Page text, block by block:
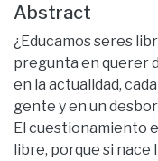
Abstract
¿Educamos seres
pregunta en querer
en la actualidad,
gente y en un
El cuestionamiento
libre, porque si nace